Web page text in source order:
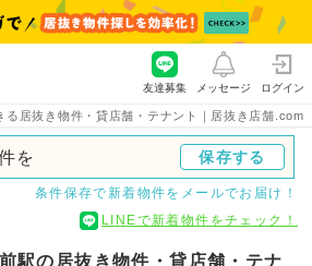
る居抜き物件・貸店舗・テナント｜居抜き店舗.com
友達募集 メッセージ ログイン
を 保存する
条件保存で新着物件をメールでお届け！
LINEで新着物件をチェック！
駅の居抜き物件・貸店舗・テナ